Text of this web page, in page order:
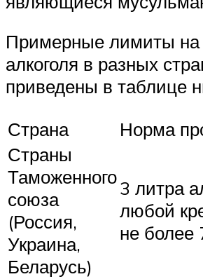
Примерные лимиты на
алкоголя в разных
приведены в таблице
Страна
Норма
Страны
Таможенного
союза
(Россия,
Украина,
Беларусь)
3 литра
любой
не более